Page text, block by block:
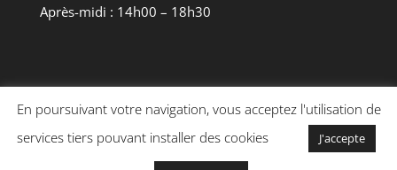
Après-midi : 14h00 – 18h30
Indigo Piscines Website40-
En poursuivant votre navigation, vous acceptez l'utilisation de
services tiers pouvant installer des cookies
J'accepte